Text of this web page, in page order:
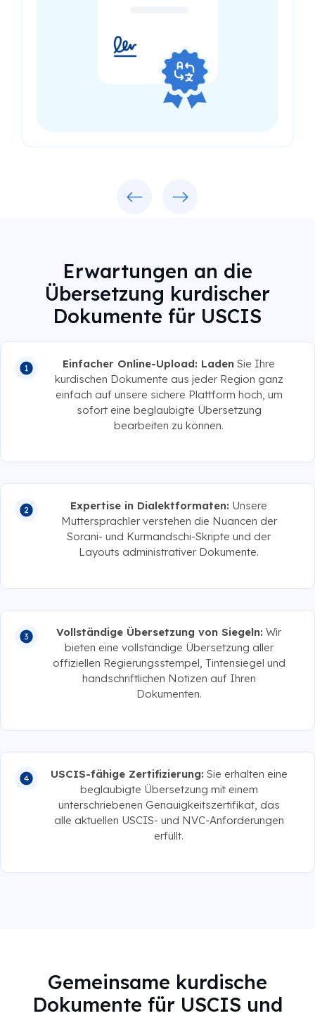
Erwartungen an die
Übersetzung kurdischer
Dokumente für USCIS
Einfacher Online-Upload: Laden Sie Ihre
kurdischen Dokumente aus jeder Region ganz
einfach auf unsere sichere Plattform hoch, um
sofort eine beglaubigte Übersetzung
bearbeiten zu können.
Expertise in Dialektformaten: Unsere
Muttersprachler verstehen die Nuancen der
Sorani- und Kurmandschi-Skripte und der
Layouts administrativer Dokumente.
Vollständige Übersetzung von Siegeln: Wir
bieten eine vollständige Übersetzung aller
offiziellen Regierungsstempel, Tintensiegel und
handschriftlichen Notizen auf Ihren
Dokumenten.
USCIS-fähige Zertifizierung: Sie erhalten eine
beglaubigte Übersetzung mit einem
unterschriebenen Genauigkeitszertifikat, das
alle aktuellen USCIS- und NVC-Anforderungen
erfüllt.
Gemeinsame kurdische
Dokumente für USCIS und